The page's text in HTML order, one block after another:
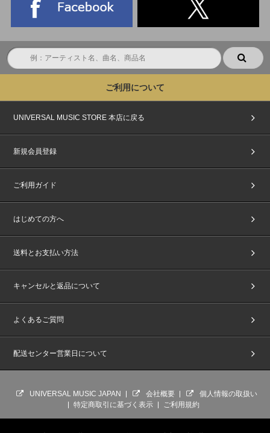
ご利用について
UNIVERSAL MUSIC STORE 本店に戻る
新規会員登録
ご利用ガイド
はじめての方へ
送料とお支払い方法
キャンセルと返品について
よくあるご質問
配送センター営業日について
UNIVERSAL MUSIC JAPAN 会社概要
個人情報の取扱い
特定商取引に基づく表示
ご利用規約